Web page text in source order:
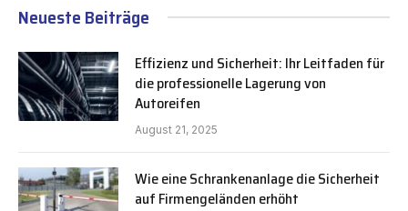
Neueste Beiträge
Effizienz und Sicherheit: Ihr Leitfaden für
die professionelle Lagerung von
Autoreifen
August 21, 2025
Wie eine Schrankenanlage die Sicherheit
auf Firmengeländen erhöht